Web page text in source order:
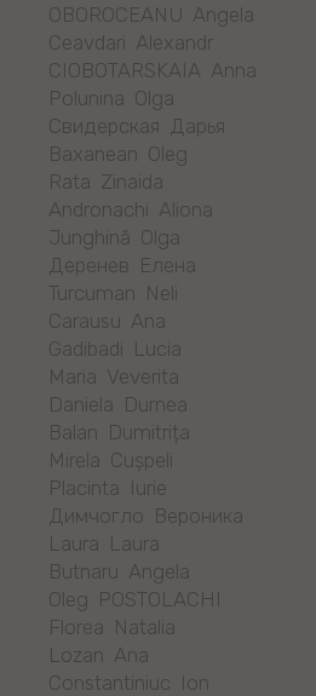
OBOROCEANU Angela
Ceavdari Alexandr
CIOBOTARSKAIA Anna
Polunina Olga
Свидерская Дарья
Baxanean Oleg
Rata Zinaida
Andronachi Aliona
Junghină Olga
Деренев Елена
Turcuman Neli
Carausu Ana
Gadibadi Lucia
Maria Veverita
Daniela Durnea
Balan Dumitrița
Mirela Cușpeli
Placinta Iurie
Димчогло Вероника
Laura Laura
Butnaru Angela
Oleg POSTOLACHI
Florea Natalia
Lozan Ana
Constantiniuc Ion